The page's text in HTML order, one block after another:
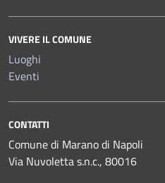
VIVERE IL COMUNE
Luoghi
Eventi
CONTATTI
Comune di Marano di Napoli
Via Nuvoletta s.n.c., 80016